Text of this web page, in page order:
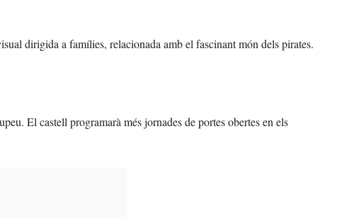
dirigida a famílies, relacionada amb el fascinant món dels pirates.
El castell programarà més jornades de portes obertes en els